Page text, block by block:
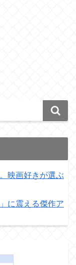
映画好きが選ぶ
に震える傑作ア